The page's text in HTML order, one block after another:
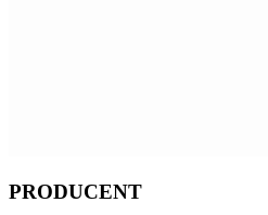
PRODUCENT